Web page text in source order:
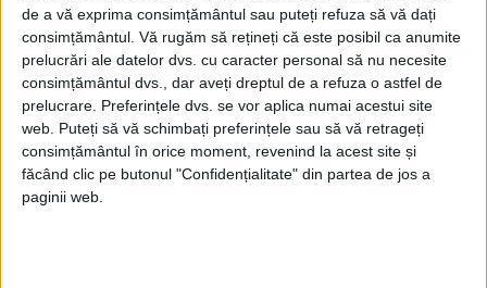
de a vă exprima consimțământul sau puteți refuza să vă dați
consimțământul. Vă rugăm să rețineți că este posibil ca anumite
prelucrări ale datelor dvs. cu caracter personal să nu necesite
consimțământul dvs., dar aveți dreptul de a refuza o astfel de
prelucrare. Preferințele dvs. se vor aplica numai acestui site
web. Puteți să vă schimbați preferințele sau să vă retrageți
consimțământul în orice moment, revenind la acest site și
făcând clic pe butonul "Confidențialitate" din partea de jos a
paginii web.
ȘI PE PAGINA NOASTRĂ DE FACEBOOK
RECOMANDARI PENTRU TINE
Istoria sloturilor: de la primele aparate
la sloturile online